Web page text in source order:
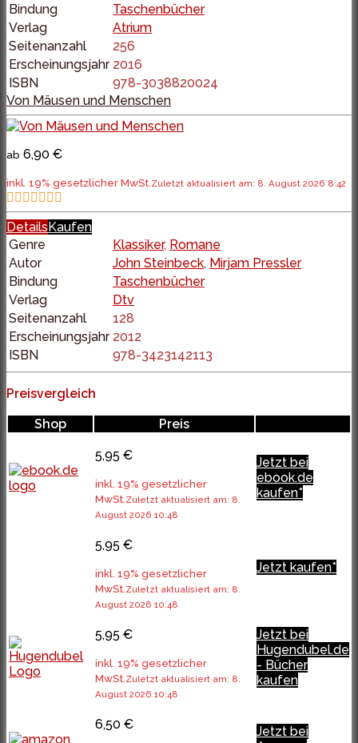
Bindung
Taschenbücher
Verlag
Atrium
Seitenanzahl
256
Erscheinungsjahr 2016
ISBN
978-3038820024
Von Mäusen und Menschen
ab 6,90 €
inkl. 19% gesetzlicher MwSt.Zuletzt aktualisiert am: 8. August 2026 8:42
Details Kaufen
Genre
Klassiker, Romane
Autor
John Steinbeck, Mirjam Pressler
Bindung
Taschenbücher
Verlag
Dtv
Seitenanzahl
128
Erscheinungsjahr 2012
ISBN
978-3423142113
Preisvergleich
Shop
Preis
5,95 €
inkl. 19% gesetzlicher
MwSt.Zuletzt aktualisiert am: 8.
August 2026 10:48
Jetzt bei
ebook.de
kaufen*
5,95 €
inkl. 19% gesetzlicher
MwSt.Zuletzt aktualisiert am: 8.
August 2026 10:48
Jetzt kaufen*
5,95 €
inkl. 19% gesetzlicher
MwSt.Zuletzt aktualisiert am: 8.
August 2026 10:48
Jetzt bei
Hugendubel.de
- Bücher
kaufen
6,50 €
Jetzt bei